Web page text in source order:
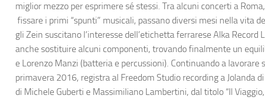
miglior mezzo per esprimere sé stessi. Tra alcuni concerti a
fissare i primi “spunti” musicali, passano diversi mesi nella vita
gli Zein suscitano l’interesse dell’etichetta ferrareseAlka Record
anche sostituire alcuni componenti, trovando finalmente un
e Lorenzo Manzi (batteria e percussioni). Continuando a
primavera 2016, registra al Freedom Studio recordinga Jolanda
di Michele Guberti e Massimiliano Lambertini, dal titolo “Il